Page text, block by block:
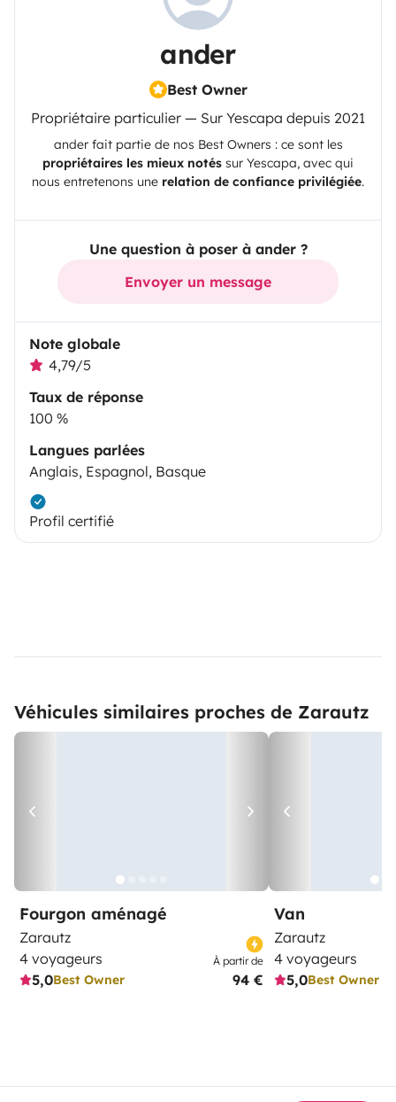
ander
Best Owner
Propriétaire particulier — Sur Yescapa depuis 2021
anderfait partie de nos Best Owners : ce sont les
propriétaires les mieux notés sur Yescapa, avec qui
nous entretenons une relation de confiance privilégiée.
Une question à poser à ander ?
Envoyer un message
Note globale
4,79/5
Taux de réponse
100 %
Langues parlées
Anglais, Espagnol, Basque
Profil certifié
Véhicules similaires proches de Zarautz
Fourgon aménagé
Zarautz
4 voyageurs
5,0Best Owner
À partir de
94 €
Van
Zarautz
4 voyageurs
5,0Best Owner